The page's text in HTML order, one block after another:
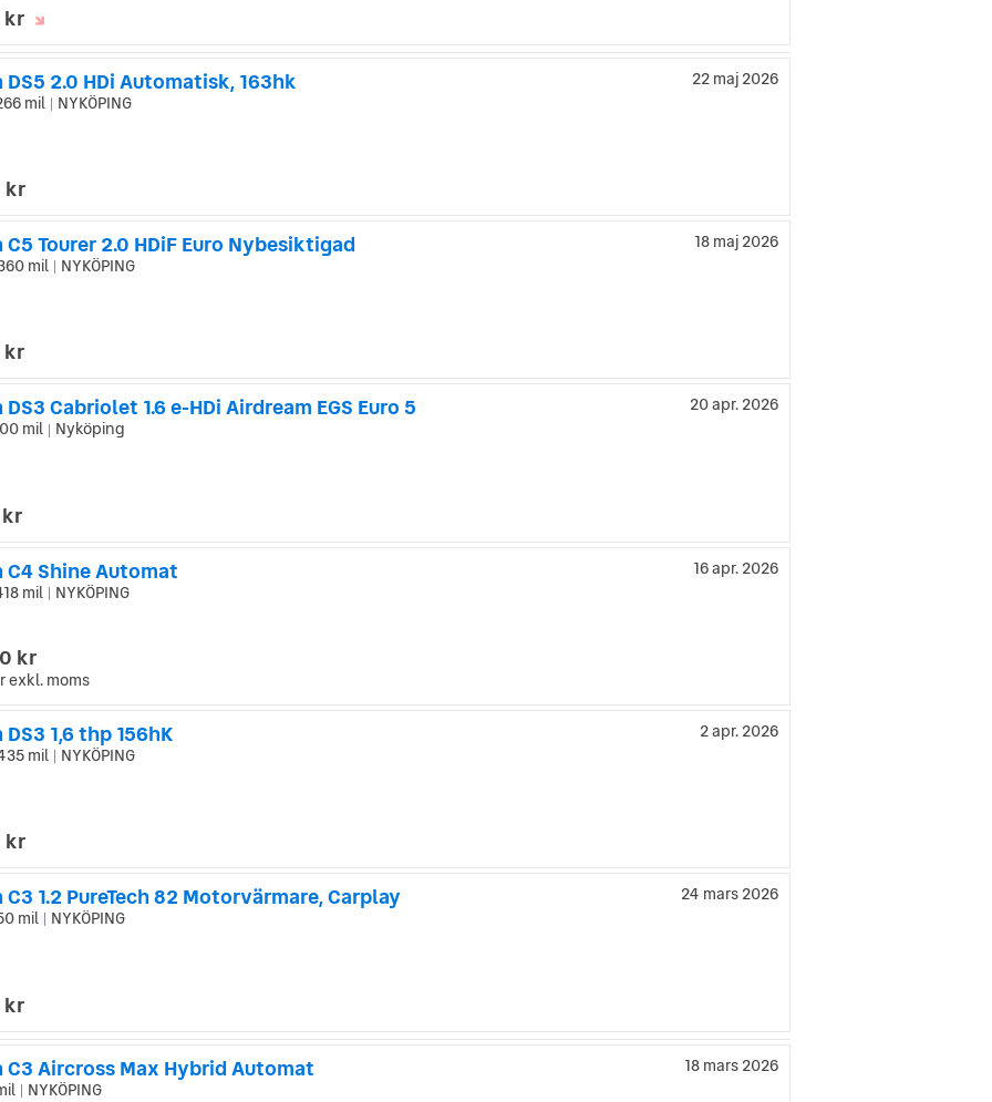
kr
2.0 HDi Automatisk, 163hk
mil NYKÖPING
22 maj 2026
kr
Tourer 2.0 HDiF Euro Nybesiktigad
mil NYKÖPING
18 maj 2026
kr
Cabriolet 1.6 e-HDi Airdream EGS Euro 5
mil Nyköping
20 apr. 2026
Shine Automat
mil NYKÖPING
16 apr. 2026
kr
exkl. moms
1,6 thp 156hK
mil NYKÖPING
2 apr. 2026
kr
1.2 PureTech 82 Motorvärmare, Carplay
mil NYKÖPING
24 mars 2026
kr
Aircross Max Hybrid Automat
NYKÖPING
18 mars 2026